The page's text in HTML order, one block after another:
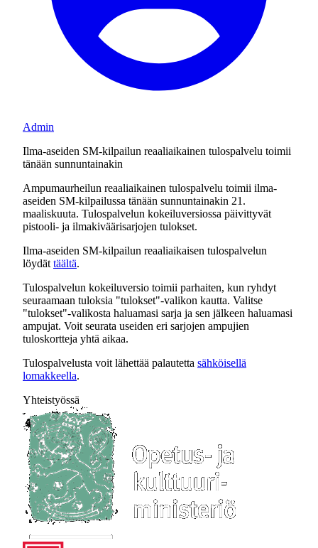
Admin
Ilma-aseiden SM-kilpailun reaaliaikainen tulospalvelu toimii
tänään sunnuntainakin
Ampumaurheilun reaaliaikainen tulospalvelu toimii ilma-
aseiden SM-kilpailussa tänään sunnuntainakin 21.
maaliskuuta. Tulospalvelun kokeiluversiossa päivittyvät
pistooli- ja ilmakiväärisarjojen tulokset.
Ilma-aseiden SM-kilpailun reaaliaikaisen tulospalvelun
löydät täältä.
Tulospalvelun kokeiluversio toimii parhaiten, kun ryhdyt
seuraamaan tuloksia "tulokset"-valikon kautta. Valitse
"tulokset"-valikosta haluamasi sarja ja sen jälkeen haluamasi
ampujat. Voit seurata useiden eri sarjojen ampujien
tuloskortteja yhtä aikaa.
Tulospalvelusta voit lähettää palautetta sähköisellä
lomakkeella.
Yhteistyössä